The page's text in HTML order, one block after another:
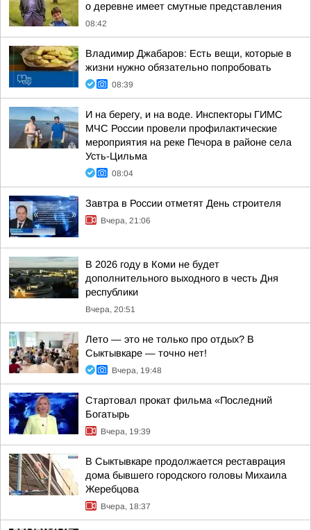
о деревне имеет смутные представления
08:42
Владимир Джабаров: Есть вещи, которые в
жизни нужно обязательно попробовать
08:39
И на берегу, и на воде. Инспекторы ГИМС
МЧС России провели профилактические
мероприятия на реке Печора в районе села
Усть-Цильма
08:04
Завтра в России отметят День строителя
Вчера, 21:06
В 2026 году в Коми не будет
дополнительного выходного в честь Дня
республики
Вчера, 20:51
Лето — это не только про отдых? В
Сыктывкаре — точно нет!
Вчера, 19:48
Стартовал прокат фильма «Последний
Богатырь
Вчера, 19:39
В Сыктывкаре продолжается реставрация
дома бывшего городского головы Михаила
Жеребцова
Вчера, 18:37